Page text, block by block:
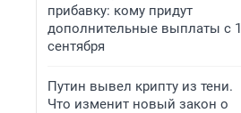
прибавку: кому придут
дополнительные выплаты с 1
сентября
Путин вывел крипту из тени.
Что изменит новый закон о